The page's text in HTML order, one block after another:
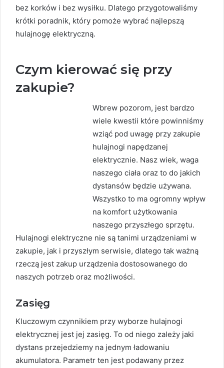
bez korków i bez wysiłku. Dlatego przygotowaliśmy
krótki poradnik, który pomoże wybrać najlepszą
hulajnogę elektryczną.
Czym kierować się przy
zakupie?
Wbrew pozorom, jest bardzo
wiele kwestii które powinniśmy
wziąć pod uwagę przy zakupie
hulajnogi napędzanej
elektrycznie. Nasz wiek, waga
naszego ciała oraz to do jakich
dystansów będzie używana.
Wszystko to ma ogromny wpływ
na komfort użytkowania
naszego przyszłego sprzętu.
Hulajnogi elektryczne nie są tanimi urządzeniami w
zakupie, jak i przyszłym serwisie, dlatego tak ważną
rzeczą jest zakup urządzenia dostosowanego do
naszych potrzeb oraz możliwości.
Zasięg
Kluczowym czynnikiem przy wyborze hulajnogi
elektrycznej jest jej zasięg. To od niego zależy jaki
dystans przejedziemy na jednym ładowaniu
akumulatora. Parametr ten jest podawany przez